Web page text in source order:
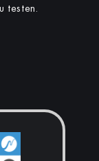
testen.